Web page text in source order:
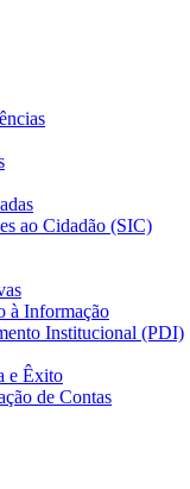
ao Cidadão (SIC)
à Informação
Institucional (PDI)
e Êxito
de Contas